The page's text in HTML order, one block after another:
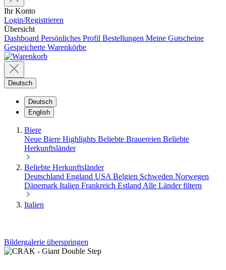
Ihr Konto
Login/Registrieren
Übersicht
Dashboard Persönliches Profil Bestellungen Meine Gutscheine
Gespeicherte Warenkörbe
Deutsch
Deutsch
English
Biere
Neue Biere Highlights Beliebte Brauereien Beliebte
Herkunftsländer
Beliebte Herkunftsländer
Deutschland England USA Belgien Schweden Norwegen
Dänemark Italien Frankreich Estland Alle Länder filtern
Italien
Bildergalerie überspringen